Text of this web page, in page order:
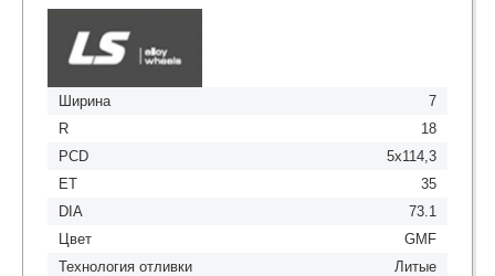
Ширина
7
R
18
PCD
5x114,3
ET
35
DIA
73.1
Цвет
GMF
Технология отливки
Литые